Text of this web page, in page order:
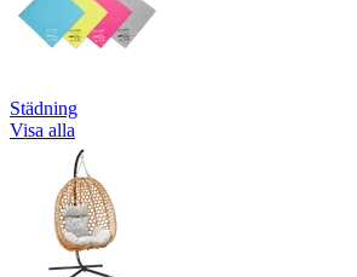
Städning
Visa alla